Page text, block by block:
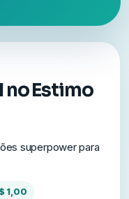
no Estimo
superpower para
1,00